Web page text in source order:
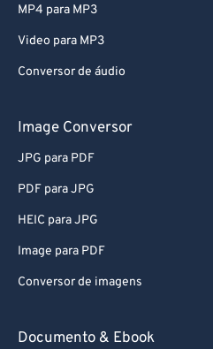
MP4 para MP3
Video para MP3
Conversor de áudio
Image Conversor
JPG para PDF
PDF para JPG
HEIC para JPG
Image para PDF
Conversor de imagens
Documento & Ebook